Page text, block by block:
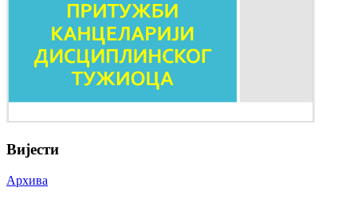
Вијести
Архива